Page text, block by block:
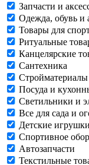
Запчасти и
Одежда, обувь и
Товары для
Ритуальные
Канцелярские
Сантехника
Посуда и
Светильники и
Все для сада и
Детские игрушки
Спортивное
Автозапчасти
Текстильные